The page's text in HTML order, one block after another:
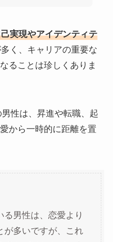
実現やアイデンティテ
く、キャリアの重要な
ることは珍しくありま
性は、昇進や転職、起
から一時的に距離を置
る男性は、恋愛より
が多いですが、これ